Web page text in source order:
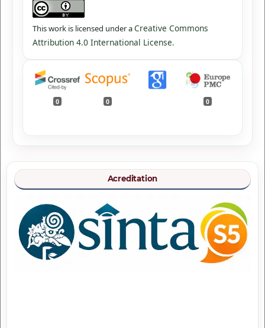
This work is licensed under aCreative Commons
Attribution 4.0 International License.
0 0 0
Acreditation